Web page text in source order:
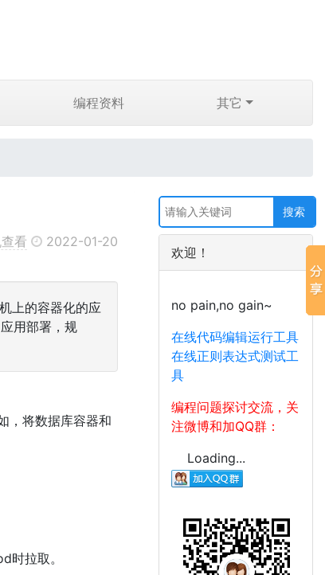
编程资料 其它
看 2022-01-20
上的容器化的应
用部署，规
，将数据库容器和
拉取。
欢迎！
no pain,no gain~
在线代码编辑运行工具
在线正则表达式测试工
具
编程问题探讨交流，关
注微博和加QQ群：
Loading...